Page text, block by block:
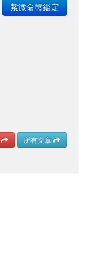
紫微命盤鑑定
所有文章